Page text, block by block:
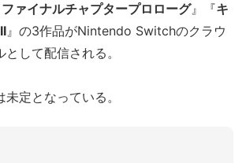
ァイナルチャプタープロローグ』『キ
』の3作品がNintendo Switchのクラウ
して配信される。
定となっている。